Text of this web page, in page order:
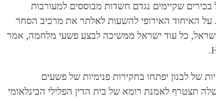
בכירים שקיימים נגדם חשדות מבוססים למעורבות
האיחוד האירופי להשעות לאלתר את מרכיב הסחר
כל עוד ישראל ממשיכה לבצע פשעי מלחמה, אמר
של לבנון יפתחו בחקירות פנימיות של פשעים
תצטרף לאמנת רומא של בית הדין הפלילי הבינלאומי